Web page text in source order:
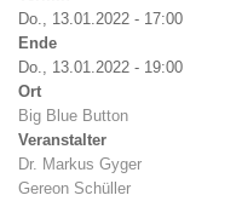
Do., 13.01.2022 - 17:00
Ende
Do., 13.01.2022 - 19:00
Ort
Big Blue Button
Veranstalter
Dr. Markus Gyger
Gereon Schüller